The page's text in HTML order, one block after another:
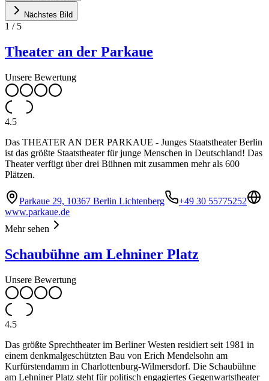
Nächstes Bild
1 / 5
Theater an der Parkaue
Unsere Bewertung
4.5
Das THEATER AN DER PARKAUE - Junges Staatstheater Berlin
ist das größte Staatstheater für junge Menschen in Deutschland! Das
Theater verfügt über drei Bühnen mit zusammen mehr als 600
Plätzen.
Parkaue 29, 10367 Berlin Lichtenberg
+49 30 55775252
www.parkaue.de
Mehr sehen
Schaubühne am Lehniner Platz
Unsere Bewertung
4.5
Das größte Sprechtheater im Berliner Westen residiert seit 1981 in
einem denkmalgeschützten Bau von Erich Mendelsohn am
Kurfürstendamm in Charlottenburg-Wilmersdorf. Die Schaubühne
am Lehniner Platz steht für politisch engagiertes Gegenwartstheater